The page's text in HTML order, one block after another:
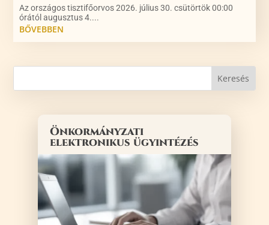
Az országos tisztifőorvos 2026. július 30. csütörtök 00:00
órától augusztus 4....
BŐVEBBEN
Önkormányzati
elektronikus ügyintézés